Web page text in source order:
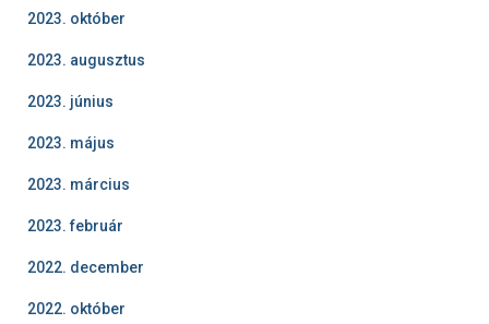
2023. október
2023. augusztus
2023. június
2023. május
2023. március
2023. február
2022. december
2022. október